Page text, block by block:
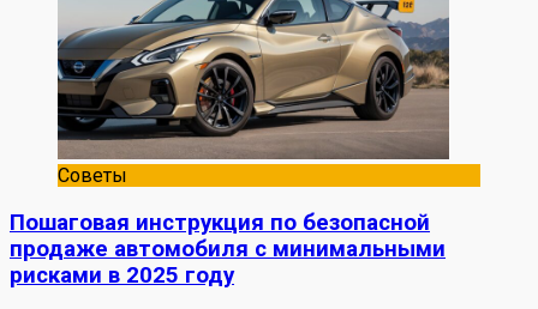
Советы
Пошаговая инструкция по безопасной
продаже автомобиля с минимальными
рисками в 2025 году